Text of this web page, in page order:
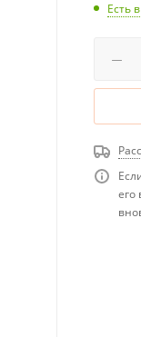
Есть
его